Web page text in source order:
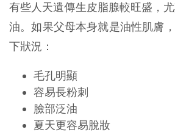
有些人天遺傳生皮脂腺較旺盛，
油。如果父母本身就是油性肌膚
下狀況：
毛孔明顯
容易長粉刺
臉部泛油
夏天更容易脫妝